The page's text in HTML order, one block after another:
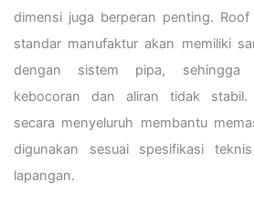
dimensi juga berperan penting.
standar manufaktur akan memiliki
dengan sistem pipa, sehingga
kebocoran dan aliran tidak stabil.
secara menyeluruh membantu
digunakan sesuai spesifikasi
lapangan.